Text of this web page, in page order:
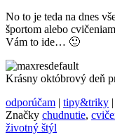
No to je teda na dnes
športom alebo
Vám to ide… 🙂
Krásny októbrový deň
odporúčam | tipy&triky |
Značky chudnutie,
životný štýl